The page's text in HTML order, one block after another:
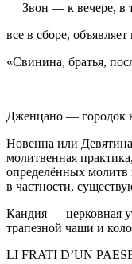
Звон — к вечере, в
все в сборе, объявляет
«Свинина, братья,
Дженцано — городок
Новенна или Девятина
молитвенная
определённых молитв
в частности,
Кандия — церковная
трапезной чаши и
LI FRATI D’UN